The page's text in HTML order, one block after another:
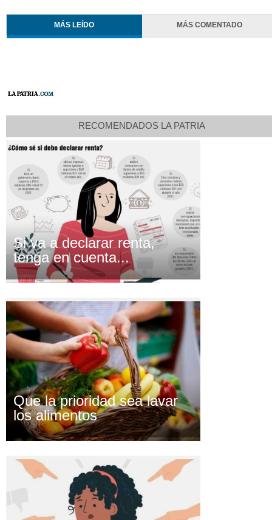
MÁS LEÍDO MÁS COMENTADO
RECOMENDADOS LA PATRIA
Si va a declarar renta,
tenga en cuenta...
Que la prioridad sea lavar
los alimentos